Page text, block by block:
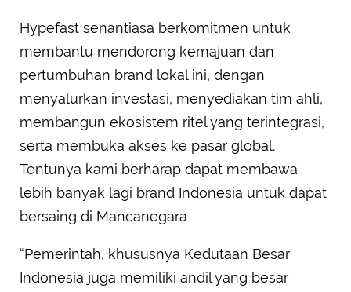
Hypefast senantiasa berkomitmen untuk
membantu mendorong kemajuan dan
pertumbuhan brand lokal ini, dengan
menyalurkan investasi, menyediakan tim ahli,
membangun ekosistem ritel yang terintegrasi,
serta membuka akses ke pasar global.
Tentunya kami berharap dapat membawa
lebih banyak lagi brand Indonesia untuk dapat
bersaing di Mancanegara
“Pemerintah, khususnya Kedutaan Besar
Indonesia juga memiliki andil yang besar